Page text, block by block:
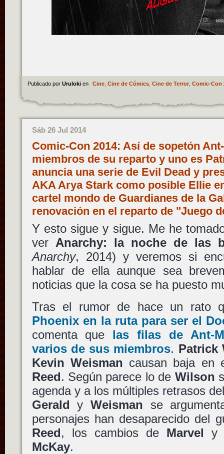
Publicado por Uruloki en Cine, Cine de Cómics, Cine de Terror, Comic-Con
Sáb 26 Jul 2014
Comic-Con 2014: Así de sopetón
miembros de su reparto y uno es
anuncia una serie de Evil Dead y
AKA Arya Stark como posible Ellie
cartel mondo de Guardianes de la
renovación en el reparto de "Juego
Y esto sigue y sigue. Me he
ver Anarchy: la noche de las
Anarchy, 2014) y veremos si
hablar de ella aunque sea
noticias que la cosa se ha puesto
Tras el rumor de hace un rato
Phoenixen la ruta para ser el
comenta que las filas de Ant-
varios de sus miembros. Patrick
Kevin Weisman causan baja en
Reed. Según parece lo de Wilson
agenda y a los múltiples retrasos
Gerald y Weisman se
personajes han desaparecido del
Reed, los cambios de Marvel y
McKay.